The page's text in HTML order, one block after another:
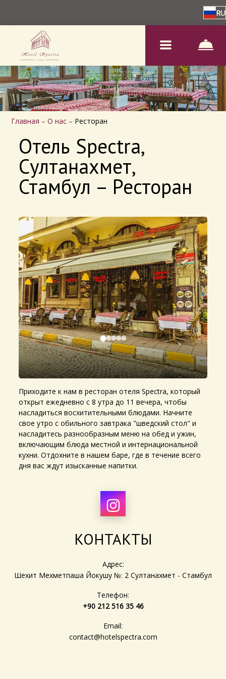
RU
Главная –О нас – Ресторан
Отель Spectra,
Султанахмет,
Стамбул – Ресторан
Приходите к нам в ресторан отеля Spectra, который
открыт ежедневно с 8 утра до 11 вечера, чтобы
насладиться восхитительными блюдами. Начните
свое утро с обильного завтрака "шведский стол" и
насладитесь разнообразным меню на обед и ужин,
включающим блюда местной и интернациональной
кухни. Отдохните в нашем баре, где в течение всего
дня вас ждут изысканные напитки.
КОНТАКТЫ
Адрес:
Шехит Мехметпаша Йокушу №: 2 Султанахмет - Стамбул
Телефон:
+90 212 516 35 46
Email:
contact@hotelspectra.com